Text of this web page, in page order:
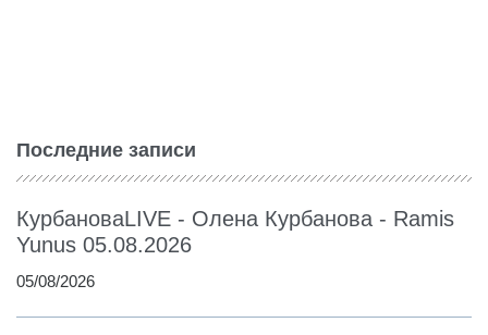
Последние записи
КурбановаLIVE - Олена Курбанова - Ramis
Yunus 05.08.2026
05/08/2026